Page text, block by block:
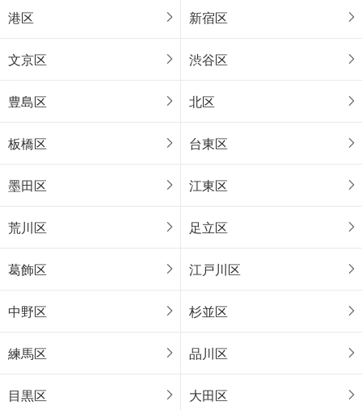
港区 新宿区
文京区 渋谷区
豊島区 北区
板橋区 台東区
墨田区 江東区
荒川区 足立区
葛飾区 江戸川区
中野区 杉並区
練馬区 品川区
目黒区 大田区